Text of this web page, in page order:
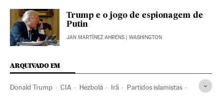
Trump e o jogo de espionagem de
Putin
JAN MARTÍNEZ AHRENS | WASHINGTON
ARQUIVADO EM
Donald Trump CIA Hezbolá Irã Partidos islamistas